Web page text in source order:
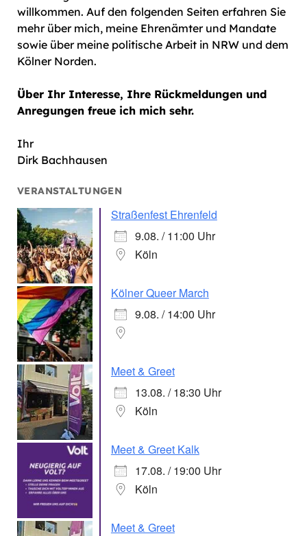
willkommen. Auf den folgenden Seiten erfahren Sie
mehr über mich, meine Ehrenämter und Mandate
sowie über meine politische Arbeit in NRW und dem
Kölner Norden.
Über Ihr Interesse, Ihre Rückmeldungen und
Anregungen freue ich mich sehr.
Ihr
Dirk Bachhausen
VERANSTALTUNGEN
Straßenfest Ehrenfeld
9.08. / 11:00 Uhr
Köln
Kölner Queer March
9.08. / 14:00 Uhr
Meet & Greet
13.08. / 18:30 Uhr
Köln
Meet & Greet Kalk
17.08. / 19:00 Uhr
Köln
Meet & Greet